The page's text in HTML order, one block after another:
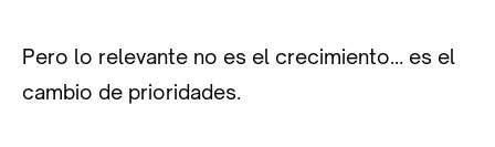
Pero lo relevante no es el crecimiento… es el
cambio de prioridades.